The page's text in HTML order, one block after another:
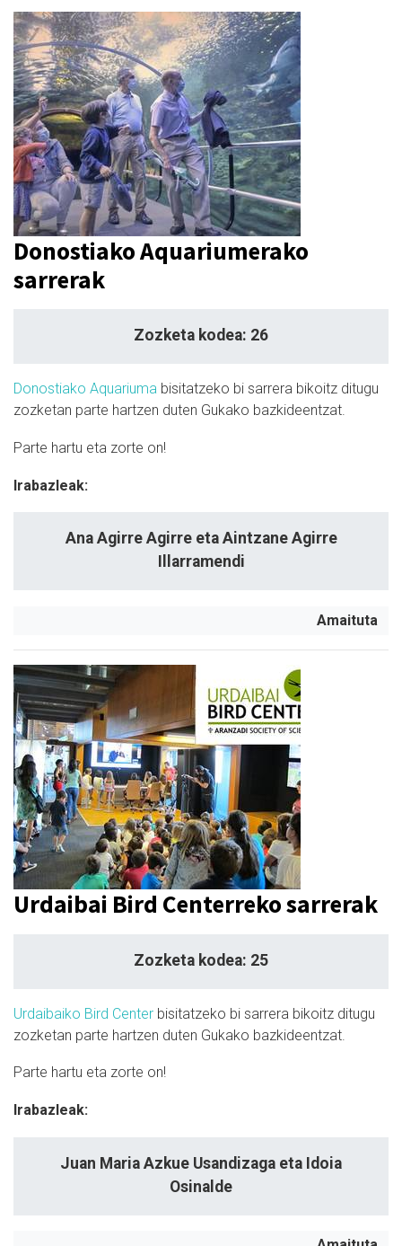
Donostiako Aquariumerako
sarrerak
Zozketa kodea: 26
Donostiako Aquariuma bisitatzeko bi sarrera bikoitz ditugu
zozketan parte hartzen duten Gukako bazkideentzat.
Parte hartu eta zorte on!
Irabazleak:
Ana Agirre Agirre eta Aintzane Agirre
Illarramendi
Amaituta
Urdaibai Bird Centerreko sarrerak
Zozketa kodea: 25
Urdaibaiko Bird Center bisitatzeko bi sarrera bikoitz ditugu
zozketan parte hartzen duten Gukako bazkideentzat.
Parte hartu eta zorte on!
Irabazleak:
Juan Maria Azkue Usandizaga eta Idoia
Osinalde